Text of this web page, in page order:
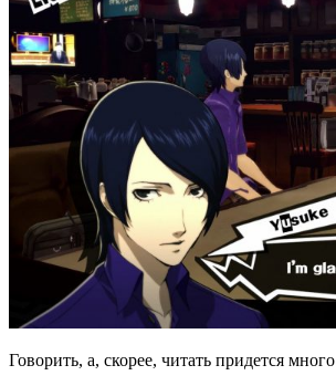
Говорить, а, скорее, читать придется много